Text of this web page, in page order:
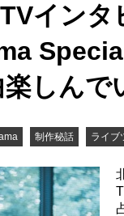
イン
楽しん
制作秘話 ライブ